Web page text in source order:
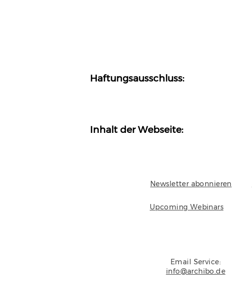
Haftungsausschluss:
Inhalt der Webseite:
Newsletter abonnieren
Upcoming Webinars
Email Service:
info@archibo.de